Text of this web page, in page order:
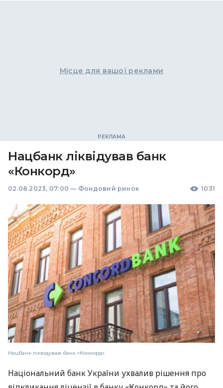
Місце для вашої реклами
Нацбанк ліквідував банк
«Конкорд»
02.08.2023, 07:00 — Фондовий ринок 1031
Нацбанк ліквідував банк «Конкорд»
Національний банк України ухвалив рішення про